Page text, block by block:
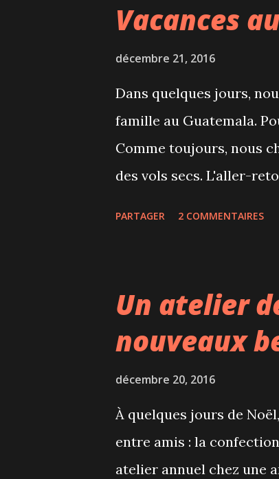
Vacances
décembre 21, 2016
Dans quelques jours,
famille au Guatemala.
Comme toujours, nous
des vols secs. L'aller-
dans le pays chaque
pays qui semble
conserver ses
Notre itinéraire sur
PARTAGER 2 COMMENTAIRES
Un atelier
nouveaux
décembre 20, 2016
À quelques jours de
entre amis : la
atelier annuel chez une